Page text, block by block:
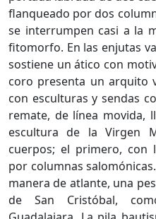
flanqueado por dos
se interrumpen casi a la
fitomorfo. En las enjutas
sostiene un ático con
coro presenta un arquito
con esculturas y sendas
remate, de línea movida,
escultura de la Virgen
cuerpos; el primero, con
por columnas
manera de atlante, una
de San Cristóbal,